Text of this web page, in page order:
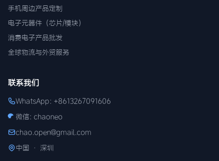
手机周边产品定制
电子元器件（芯片/模块）
消费电子产品批发
全球物流与外贸服务
联系我们
WhatsApp: +8613267091606
微信: chaoneo
chao.open@gmail.com
中国 · 深圳